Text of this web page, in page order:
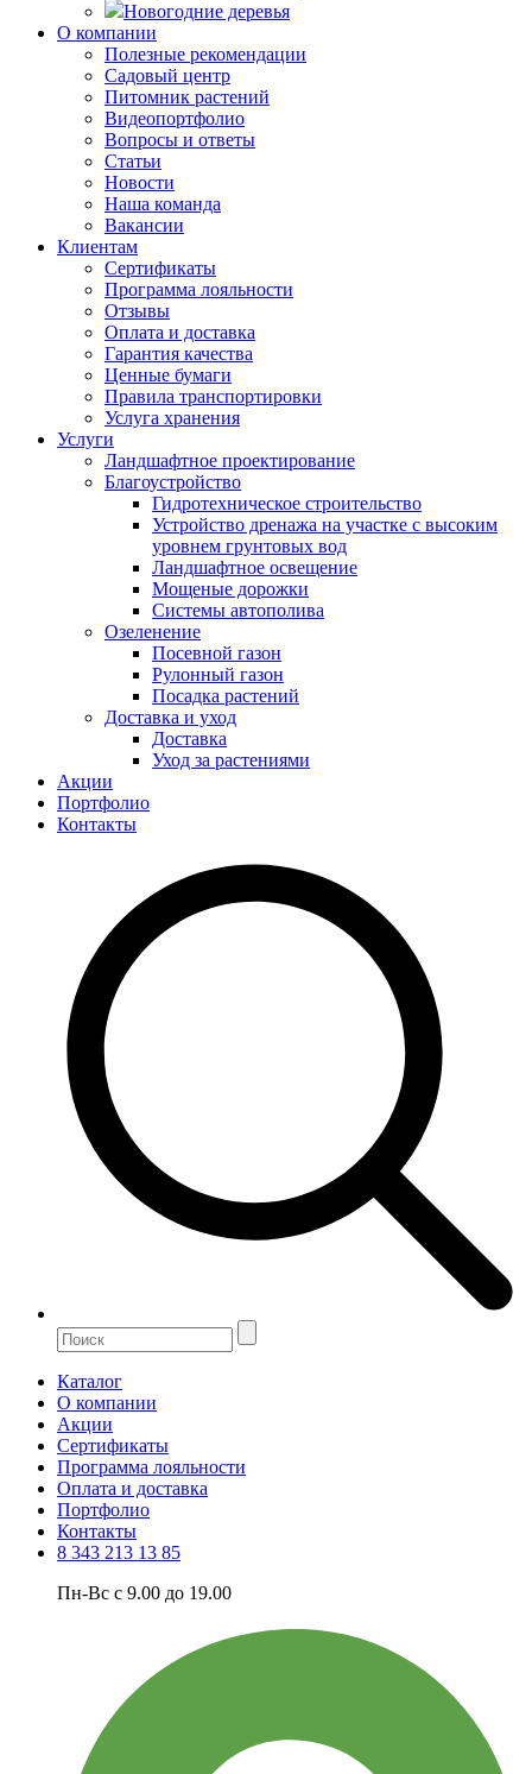
Новогодние деревья
О компании
Полезные рекомендации
Садовый центр
Питомник растений
Видеопортфолио
Вопросы и ответы
Статьи
Новости
Наша команда
Вакансии
Клиентам
Сертификаты
Программа лояльности
Отзывы
Оплата и доставка
Гарантия качества
Ценные бумаги
Правила транспортировки
Услуга хранения
Услуги
Ландшафтное проектирование
Благоустройство
Гидротехническое строительство
Устройство дренажа на участке с высоким
уровнем грунтовых вод
Ландшафтное освещение
Мощеные дорожки
Системы автополива
Озеленение
Посевной газон
Рулонный газон
Посадка растений
Доставка и уход
Доставка
Уход за растениями
Акции
Портфолио
Контакты
Каталог
О компании
Акции
Сертификаты
Программа лояльности
Оплата и доставка
Портфолио
Контакты
8 343 213 13 85
Пн-Вс с 9.00 до 19.00